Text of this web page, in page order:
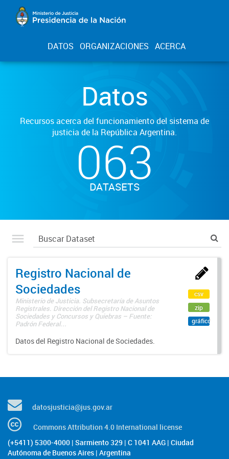
DATOS ORGANIZACIONES ACERCA
Datos
Recursos acerca del funcionamiento del sistema de
justicia de la República Argentina.
063
DATASETS
Registro Nacional de
Sociedades
Ministerio de Justicia. Subsecretaría de Asuntos
Registrales. Dirección del Registro Nacional de
Sociedades y Concursos y Quiebras – Fuente:
Padrón Federal...
Datos del Registro Nacional de Sociedades.
csv
zip
gráfico
datosjusticia@jus.gov.ar
Commons Attribution 4.0 International license
(+5411) 5300-4000 | Sarmiento 329 | C 1041 AAG | Ciudad
Autónoma de Buenos Aires | Argentina